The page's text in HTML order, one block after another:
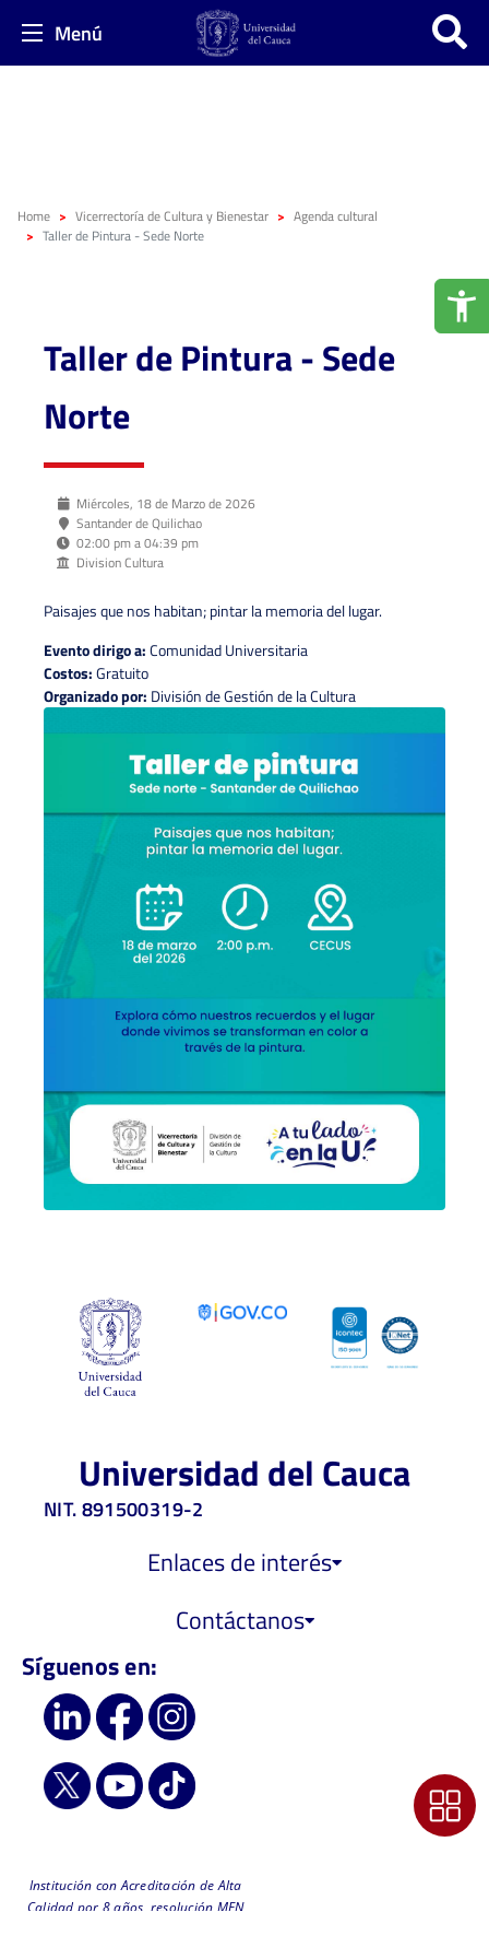
Menú
Home Vicerrectoría de Cultura y Bienestar
Agenda cultural
Taller de Pintura - Sede Norte
Taller de Pintura - Sede
Norte
Miércoles, 18 de Marzo de 2026
Santander de Quilichao
02:00 pm a 04:39 pm
Division Cultura
Paisajes que nos habitan; pintar la memoria del lugar.
Evento dirigo a:Comunidad Universitaria
Costos:Gratuito
Organizado por: División de Gestión de la Cultura
Universidad del Cauca
NIT. 891500319-2
Enlaces de interés
Contáctanos
Síguenos en:
Institución con Acreditación de Alta
Calidad por 8 años, resolución MEN